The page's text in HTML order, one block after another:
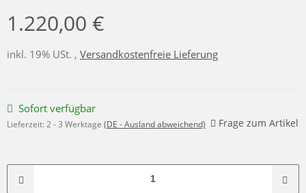
1.220,00 €
inkl. 19% USt. , Versandkostenfreie Lieferung
Sofort verfügbar
Lieferzeit: 2 - 3 Werktage (DE - Ausland abweichend) Frage zum Artikel